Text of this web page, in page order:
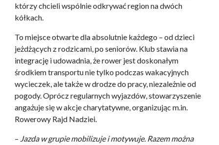
którzy chcieli wspólnie odkrywać region na dwóch
kółkach.
To miejsce otwarte dla absolutnie każdego – od dzieci
jeżdżących z rodzicami, po seniorów. Klub stawia na
integrację i udowadnia, że rower jest doskonałym
środkiem transportu nie tylko podczas wakacyjnych
wycieczek, ale także w drodze do pracy, niezależnie od
pogody. Oprócz regularnych wyjazdów, stowarzyszenie
angażuje się w akcje charytatywne, organizując m.in.
Rowerowy Rajd Nadziei.
– Jazda w grupie mobilizuje i motywuje. Razem można